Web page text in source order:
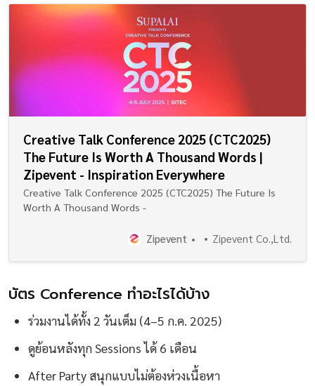
Creative Talk Conference 2025 (CTC2025)
The Future Is Worth A Thousand Words |
Zipevent - Inspiration Everywhere
Creative Talk Conference 2025 (CTC2025) The Future Is
Worth A Thousand Words -
Zipevent Zipevent Co.,Ltd.
บัตร Conference ทำอะไรได้บ้าง
ร่วมงานได้ทั้ง 2 วันเต็ม (4–5 ก.ค. 2025)
ดูย้อนหลังทุก Sessions ได้ 6 เดือน
After Party สนุกแบบไม่ต้องห่วงเนื้อหา